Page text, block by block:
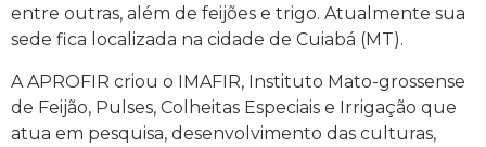
entre outras, além de feijões e trigo. Atualmente sua
sede fica localizada na cidade de Cuiabá (MT).
A APROFIR criou o IMAFIR, Instituto Mato-grossense
de Feijão, Pulses, Colheitas Especiais e Irrigação que
atua em pesquisa, desenvolvimento das culturas,